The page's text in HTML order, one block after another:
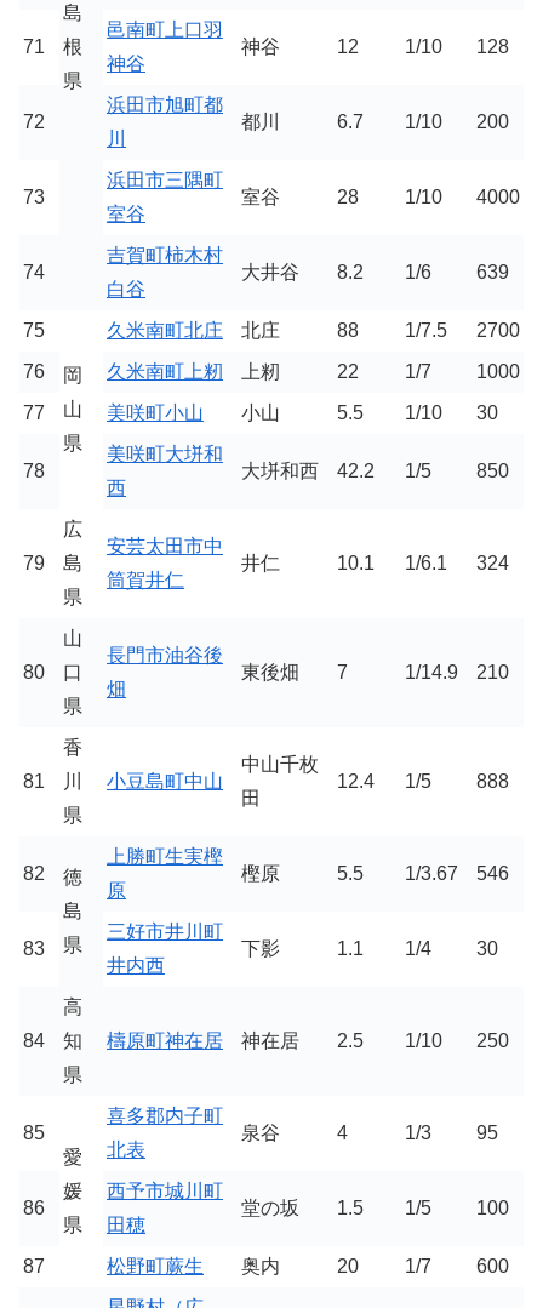
島
根
県
71
邑南町上口羽
神谷
神谷 12 1/10 128
72
浜田市旭町都
川
都川 6.7 1/10 200
73
浜田市三隅町
室谷
室谷 28 1/10 4000
74
吉賀町柿木村
白谷
大井谷 8.2 1/6 639
75
岡
山
県
久米南町北庄 北庄 88 1/7.5
2700
76
久米南町上籾 上籾 22 1/7
1000
77
美咲町小山 小山 5.5 1/10 30
78
美咲町大垪和
西
大垪和西 42.2 1/5 850
79
広
島
県
安芸太田市中
筒賀井仁
井仁 10.1 1/6.1 324
80
山
口
県
長門市油谷後
畑
東後畑 7 1/14.9 210
81
香
川
県
小豆島町中山
中山千枚
田
12.4 1/5 888
82
徳
島
県
上勝町生実樫
原
樫原 5.5 1/3.67 546
83
三好市井川町
井内西
下影 1.1 1/4 30
84
高
知
県
檮原町神在居 神在居 2.5 1/10 250
85
愛
媛
県
喜多郡内子町
北表
泉谷 4 1/3 95
86
西予市城川町
田穂
堂の坂 1.5 1/5 100
87 松野町蕨生 奥内 20 1/7 600